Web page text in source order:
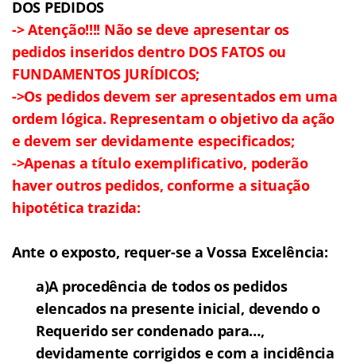
DOS PEDIDOS
-> Atenção!!!! Não se deve apresentar os
pedidos inseridos dentro DOS FATOS ou
FUNDAMENTOS JURÍDICOS;
->Os pedidos devem ser apresentados em uma
ordem lógica. Representam o objetivo da ação
e devem ser devidamente especificados;
->Apenas a título exemplificativo, poderão
haver outros pedidos, conforme a situação
hipotética trazida:
Ante o exposto, requer-se a Vossa Excelência:
a)A procedência de todos os pedidos
elencados na presente inicial, devendo o
Requerido ser condenado para…,
devidamente corrigidos e com a incidência